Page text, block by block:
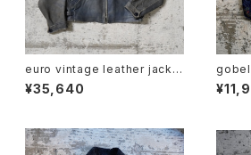
euro vintage leather jacke
t
¥35,640
ket